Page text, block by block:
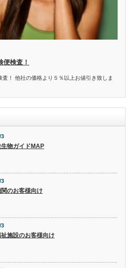
検査！
！ 他社の価格より５％以上お値引き致しま
3
物ガイドMAP
3
関のお客様向け
3
施設のお客様向け